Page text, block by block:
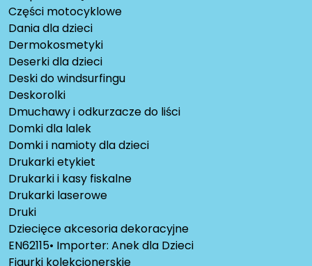
Części motocyklowe
Dania dla dzieci
Dermokosmetyki
Deserki dla dzieci
Deski do windsurfingu
Deskorolki
Dmuchawy i odkurzacze do liści
Domki dla lalek
Domki i namioty dla dzieci
Drukarki etykiet
Drukarki i kasy fiskalne
Drukarki laserowe
Druki
Dziecięce akcesoria dekoracyjne
EN62115• Importer: Anek dla Dzieci
Figurki kolekcjonerskie